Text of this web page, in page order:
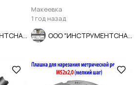
сред зерно, ГОСТ 2424-
83.
Макеевка
1 год назад